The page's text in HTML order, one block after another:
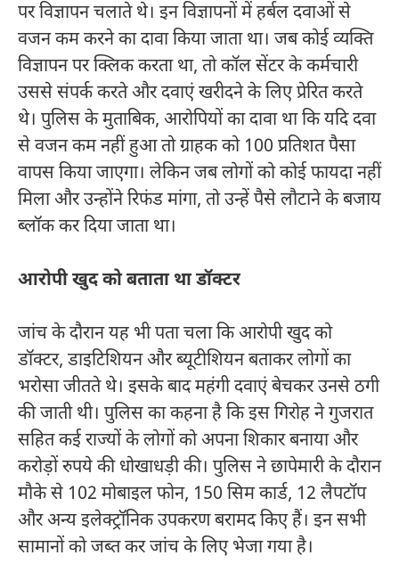
पर विज्ञापन चलाते थे। इन विज्ञापनों में हर्बल दवाओं से
वजन कम करने का दावा किया जाता था। जब कोई व्यक्ति
विज्ञापन पर क्लिक करता था, तो कॉल सेंटर के कर्मचारी
उससे संपर्क करते और दवाएं खरीदने के लिए प्रेरित करते
थे। पुलिस के मुताबिक, आरोपियों का दावा था कि यदि दवा
से वजन कम नहीं हुआ तो ग्राहक को 100 प्रतिशत पैसा
वापस किया जाएगा। लेकिन जब लोगों को कोई फायदा नहीं
मिला और उन्होंने रिफंड मांगा, तो उन्हें पैसे लौटाने के बजाय
ब्लॉक कर दिया जाता था।
आरोपी खुद को बताता था डॉक्टर
जांच के दौरान यह भी पता चला कि आरोपी खुद को
डॉक्टर, डाइटिशियन और ब्यूटीशियन बताकर लोगों का
भरोसा जीतते थे। इसके बाद महंगी दवाएं बेचकर उनसे ठगी
की जाती थी। पुलिस का कहना है कि इस गिरोह ने गुजरात
सहित कई राज्यों के लोगों को अपना शिकार बनाया और
करोड़ों रुपये की धोखाधड़ी की। पुलिस ने छापेमारी के दौरान
मौके से 102 मोबाइल फोन, 150 सिम कार्ड, 12 लैपटॉप
और अन्य इलेक्ट्रॉनिक उपकरण बरामद किए हैं। इन सभी
सामानों को जब्त कर जांच के लिए भेजा गया है।